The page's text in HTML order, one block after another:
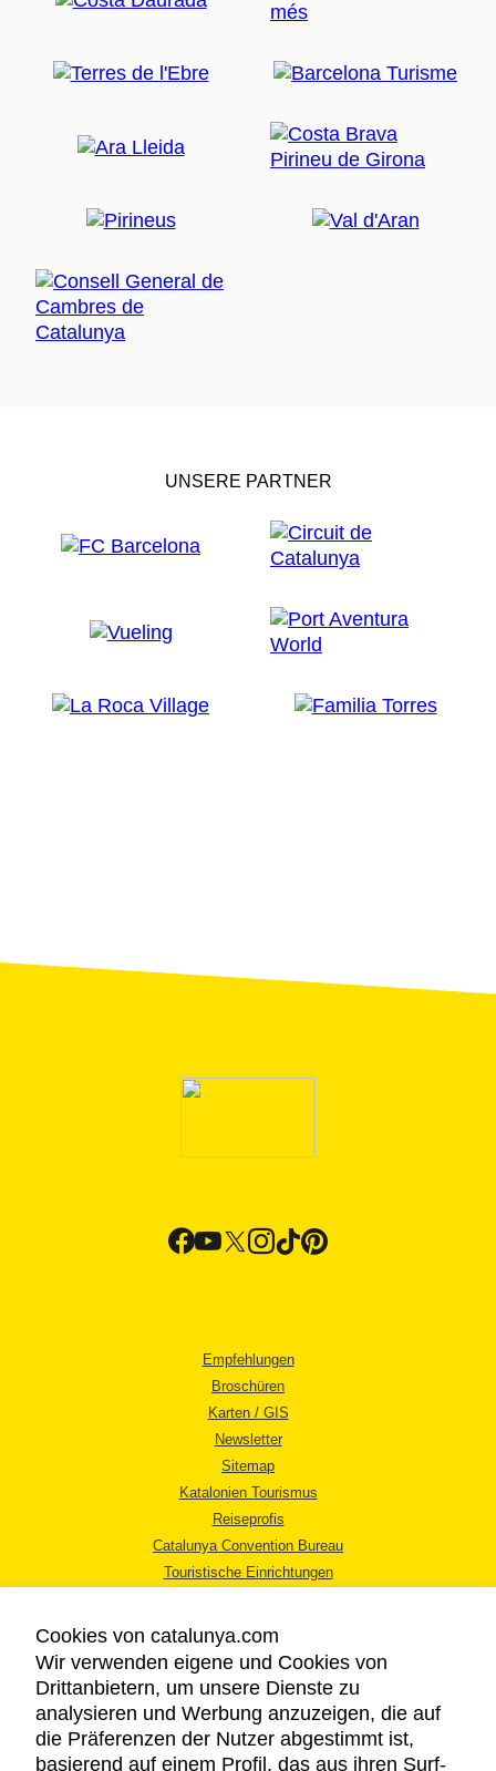
UNSERE PARTNER
Empfehlungen
Broschüren
Karten / GIS
Newsletter
Sitemap
Katalonien Tourismus
Reiseprofis
Catalunya Convention Bureau
Touristische Einrichtungen
RECHTLICHER HINWEIS
Cookies von catalunya.com
Wir verwenden eigene und Cookies von
Drittanbietern, um unsere Dienste zu
analysieren und Werbung anzuzeigen, die auf
die Präferenzen der Nutzer abgestimmt ist,
basierend auf einem Profil, das aus ihren Surf-